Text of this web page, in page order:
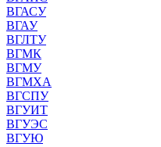
ВГАСУ
ВГАУ
ВГЛТУ
ВГМК
ВГМУ
ВГМХА
ВГСПУ
ВГУИТ
ВГУЭС
ВГУЮ